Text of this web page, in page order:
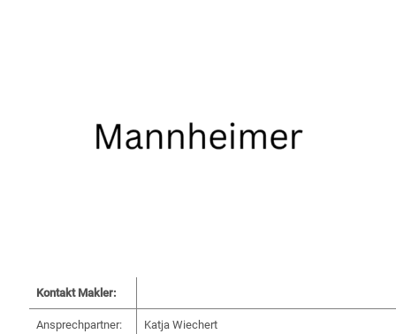
Kontakt Makler:
Ansprechpartner: Katja Wiechert